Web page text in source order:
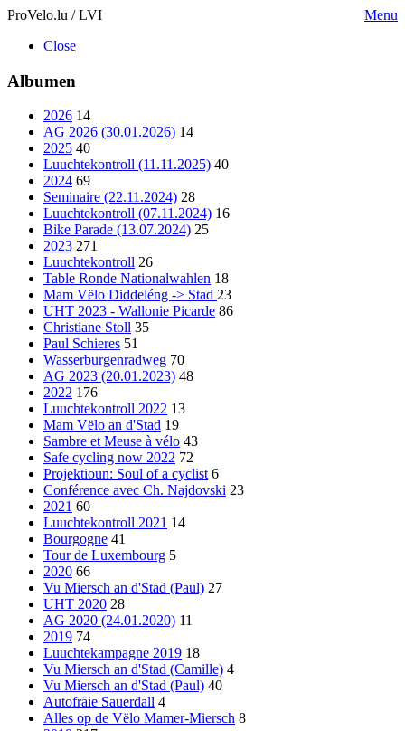
ProVelo.lu / LVI
Menu
Close
Albumen
2026 14
AG 2026 (30.01.2026) 14
2025 40
Luuchtekontroll (11.11.2025) 40
2024 69
Seminaire (22.11.2024) 28
Luuchtekontroll (07.11.2024) 16
Bike Parade (13.07.2024) 25
2023 271
Luuchtekontroll 26
Table Ronde Nationalwahlen 18
Mam Vëlo Diddeléng -> Stad 23
UHT 2023 - Wallonie Picarde 86
Christiane Stoll 35
Paul Schieres 51
Wasserburgenradweg 70
AG 2023 (20.01.2023) 48
2022 176
Luuchtekontroll 2022 13
Mam Vëlo an d'Stad 19
Sambre et Meuse à vélo 43
Safe cycling now 2022 72
Projektioun: Soul of a cyclist 6
Conférence avec Ch. Najdovski 23
2021 60
Luuchtekontroll 2021 14
Bourgogne 41
Tour de Luxembourg 5
2020 66
Vu Miersch an d'Stad (Paul) 27
UHT 2020 28
AG 2020 (24.01.2020) 11
2019 74
Luuchtekampagne 2019 18
Vu Miersch an d'Stad (Camille) 4
Vu Miersch an d'Stad (Paul) 40
Autofräie Sauerdall 4
Alles op de Vëlo Mamer-Miersch 8